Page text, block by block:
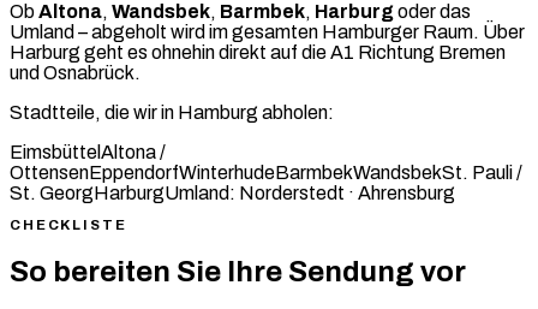
ObAltona, Wandsbek, Barmbek, Harburgoder das
Umland – abgeholt wird im gesamten Hamburger Raum. Über
Harburg geht es ohnehin direkt auf die A1 Richtung Bremen
und Osnabrück.
Stadtteile, die wir in Hamburg abholen:
EimsbüttelAltona /
OttensenEppendorfWinterhudeBarmbekWandsbekSt. Pauli /
St. GeorgHarburgUmland: Norderstedt · Ahrensburg
CHECKLISTE
So bereiten Sie Ihre Sendung vor